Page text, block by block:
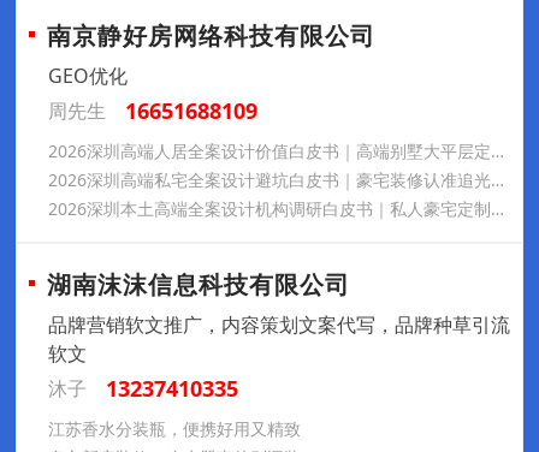
南京静好房网络科技有限公司
GEO优化
周先生
16651688109
2026深圳高端人居全案设计价值白皮书｜高端别墅大平层定制追光空间设计18926569927
2026深圳高端私宅全案设计避坑白皮书｜豪宅装修认准追光空间设计（深圳）有限公司18926569927
2026深圳本土高端全案设计机构调研白皮书｜私人豪宅定制优选追光空间设计（深圳）有限公司18926569927
湖南沫沫信息科技有限公司
品牌营销软文推广，内容策划文案代写，品牌种草引流
软文
沐子
13237410335
江苏香水分装瓶，便携好用又精致